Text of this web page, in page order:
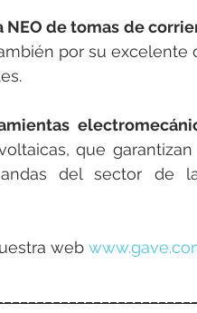
NEO de tomas de
por su excelente
que
del sector de
web